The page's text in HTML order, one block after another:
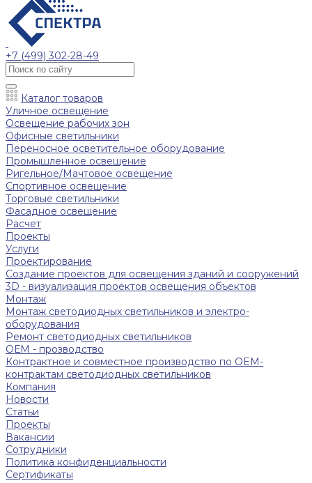
+7 (499) 302-28-49
Каталог товаров
Уличное освещение
Освещение рабочих зон
Офисные светильники
Переносное осветительное оборудование
Промышленное освещение
Ригельное/Мачтовое освещение
Спортивное освещение
Торговые светильники
Фасадное освещение
Расчет
Проекты
Услуги
Проектирование
Создание проектов для освещения зданий и сооружений
3D - визуализация проектов освещения объектов
Монтаж
Монтаж светодиодных светильников и электро-
оборудования
Ремонт светодиодных светильников
ОЕМ - прозводство
Контрактное и совместное производство по OEM-
контрактам светодиодных светильников
Компания
Новости
Статьи
Проекты
Вакансии
Сотрудники
Политика конфиденциальности
Сертификаты